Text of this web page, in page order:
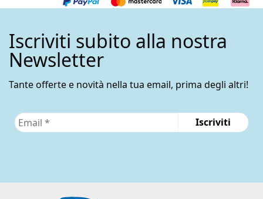
Iscriviti subito alla nostra
Newsletter
Tante offerte e novità nella tua email, prima degli altri!